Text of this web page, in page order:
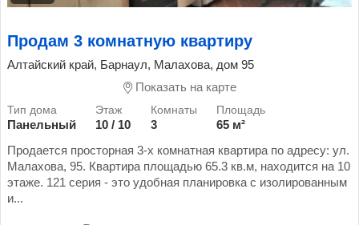
Продам 3 комнатную квартиру
Алтайский край, Барнаул, Малахова, дом 95
Показать на карте
Панельный 10 / 10 3
65 м²
Продается просторная 3-х комнатная квартира по адресу: ул.
Малахова, 95. Квартира площадью 65.3 кв.м, находится на 10
этаже. 121 серия - это удобная планировка с изолированным
и...